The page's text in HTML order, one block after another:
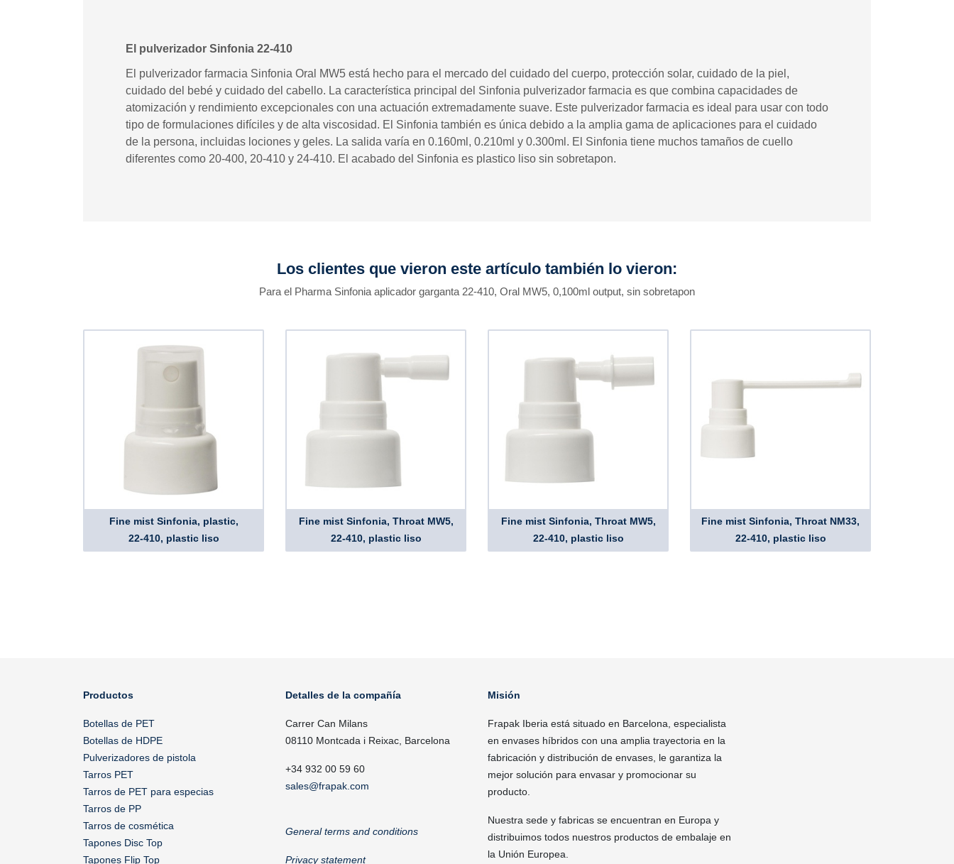
El pulverizador Sinfonia 22-410
El pulverizador farmacia Sinfonia Oral MW5 está hecho para el mercado del cuidado del cuerpo, protección solar, cuidado de la piel,
cuidado del bebé y cuidado del cabello. La característica principal del Sinfonia pulverizador farmacia es que combina capacidades de
atomización y rendimiento excepcionales con una actuación extremadamente suave. Este pulverizador farmacia es ideal para usar con todo
tipo de formulaciones difíciles y de alta viscosidad. El Sinfonia también es única debido a la amplia gama de aplicaciones para el cuidado
de la persona, incluidas lociones y geles. La salida varía en 0.160ml, 0.210ml y 0.300ml. El Sinfonia tiene muchos tamaños de cuello
diferentes como 20-400, 20-410 y 24-410. El acabado del Sinfonia es plastico liso sin sobretapon.
Los clientes que vieron este artículo también lo vieron:
Para el Pharma Sinfonia aplicador garganta 22-410, Oral MW5, 0,100ml output, sin sobretapon
Fine mist Sinfonia, plastic,
22-410, plastic liso
Fine mist Sinfonia, Throat MW5,
22-410, plastic liso
Fine mist Sinfonia, Throat MW5,
22-410, plastic liso
Fine mist Sinfonia, Throat NM33,
22-410, plastic liso
Productos
Botellas de PET
Botellas de HDPE
Pulverizadores de pistola
Tarros PET
Tarros de PET para especias
Tarros de PP
Tarros de cosmética
Tapones Disc Top
Tapones Flip Top
Detalles de la compañía
Carrer Can Milans
08110 Montcada i Reixac, Barcelona
+34 932 00 59 60
sales@frapak.com
General terms and conditions
Privacy statement
Misión
Frapak Iberia está situado en Barcelona, especialista
en envases híbridos con una amplia trayectoria en la
fabricación y distribución de envases, le garantiza la
mejor solución para envasar y promocionar su
producto.
Nuestra sede y fabricas se encuentran en Europa y
distribuimos todos nuestros productos de embalaje en
la Unión Europea.